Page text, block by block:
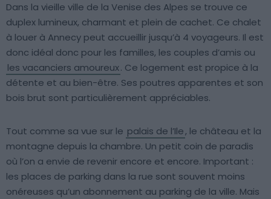
Dans la vieille ville de la Venise des Alpes se trouve ce
duplex lumineux, charmant et plein de cachet. Ce chalet
à louer à Annecy peut accueillir jusqu’à 4 voyageurs. Il est
donc idéal donc pour les familles, les couples d’amis ou
les vacanciers amoureux. Ce logement est propice à la
détente et au bien-être. Ses poutres apparentes et son
bois brut sont particulièrement appréciables.
Tout comme sa vue sur le palais de l’Ile, le château et la
montagne depuis la chambre. Un petit coin de paradis
où l’on a envie de revenir encore et encore. Important :
les places de parking dans la rue sont souvent moins
onéreuses qu’un abonnement au parking de la ville. Mais